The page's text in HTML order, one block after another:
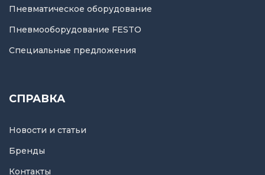
Пневматическое оборудование
Пневмооборудование FESTO
Специальные предложения
СПРАВКА
Новости и статьи
Бренды
Контакты